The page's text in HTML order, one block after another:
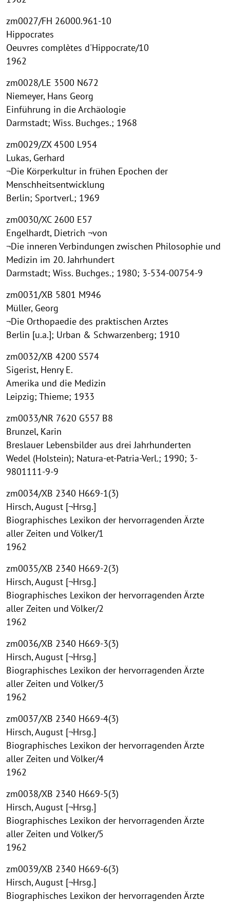
zm0027/FH 26000.961-10
Hippocrates
Oeuvres complètes d'Hippocrate/10
1962
zm0028/LE 3500 N672
Niemeyer, Hans Georg
Einführung in die Archäologie
Darmstadt; Wiss. Buchges.; 1968
zm0029/ZX 4500 L954
Lukas, Gerhard
¬Die Körperkultur in frühen Epochen der
Menschheitsentwicklung
Berlin; Sportverl.; 1969
zm0030/XC 2600 E57
Engelhardt, Dietrich ¬von
¬Die inneren Verbindungen zwischen Philosophie und
Medizin im 20. Jahrhundert
Darmstadt; Wiss. Buchges.; 1980; 3-534-00754-9
zm0031/XB 5801 M946
Müller, Georg
¬Die Orthopaedie des praktischen Arztes
Berlin [u.a.]; Urban & Schwarzenberg; 1910
zm0032/XB 4200 S574
Sigerist, Henry E.
Amerika und die Medizin
Leipzig; Thieme; 1933
zm0033/NR 7620 G557 B8
Brunzel, Karin
Breslauer Lebensbilder aus drei Jahrhunderten
Wedel (Holstein); Natura-et-Patria-Verl.; 1990; 3-
9801111-9-9
zm0034/XB 2340 H669-1(3)
Hirsch, August [¬Hrsg.]
Biographisches Lexikon der hervorragenden Ärzte
aller Zeiten und Völker/1
1962
zm0035/XB 2340 H669-2(3)
Hirsch, August [¬Hrsg.]
Biographisches Lexikon der hervorragenden Ärzte
aller Zeiten und Völker/2
1962
zm0036/XB 2340 H669-3(3)
Hirsch, August [¬Hrsg.]
Biographisches Lexikon der hervorragenden Ärzte
aller Zeiten und Völker/3
1962
zm0037/XB 2340 H669-4(3)
Hirsch, August [¬Hrsg.]
Biographisches Lexikon der hervorragenden Ärzte
aller Zeiten und Völker/4
1962
zm0038/XB 2340 H669-5(3)
Hirsch, August [¬Hrsg.]
Biographisches Lexikon der hervorragenden Ärzte
aller Zeiten und Völker/5
1962
zm0039/XB 2340 H669-6(3)
Hirsch, August [¬Hrsg.]
Biographisches Lexikon der hervorragenden Ärzte